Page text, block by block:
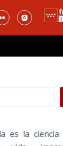
es la ciencia